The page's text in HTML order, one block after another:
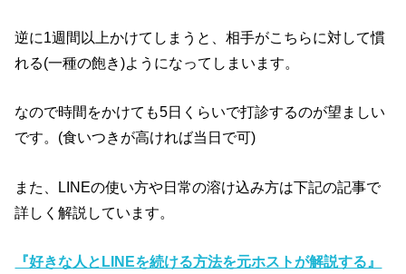
逆に1週間以上かけてしまうと、相手がこちらに対して慣
れる(一種の飽き)ようになってしまいます。
なので時間をかけても5日くらいで打診するのが望ましい
です。(食いつきが高ければ当日で可)
また、LINEの使い方や日常の溶け込み方は下記の記事で
詳しく解説しています。
『好きな人とLINEを続ける方法を元ホストが解説する』